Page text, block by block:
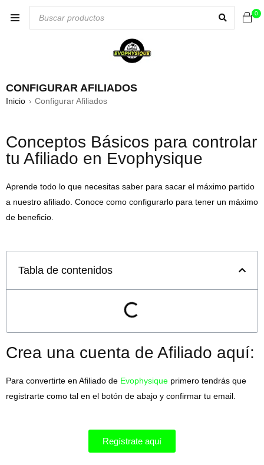
0
CONFIGURAR AFILIADOS
Inicio › Configurar Afiliados
Conceptos Básicos para controlar
tu Afiliado en Evophysique
Aprende todo lo que necesitas saber para sacar el máximo partido
a nuestro afiliado. Conoce como configurarlo para tener un máximo
de beneficio.
Tabla de contenidos
Crea una cuenta de Afiliado aquí:
Para convertirte en Afiliado de Evophysique primero tendrás que
registrarte como tal en el botón de abajo y confirmar tu email.
Regístrate aquí